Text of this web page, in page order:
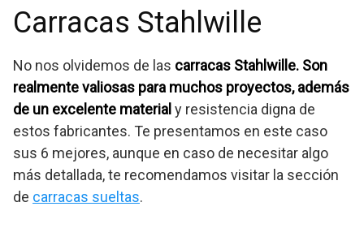
Carracas Stahlwille
No nos olvidemos de las carracas Stahlwille. Son
realmente valiosas para muchos proyectos, además
de un excelente materialy resistencia digna de
estos fabricantes. Te presentamos en este caso
sus 6 mejores, aunque en caso de necesitar algo
más detallada, te recomendamos visitar la sección
de carracas sueltas.